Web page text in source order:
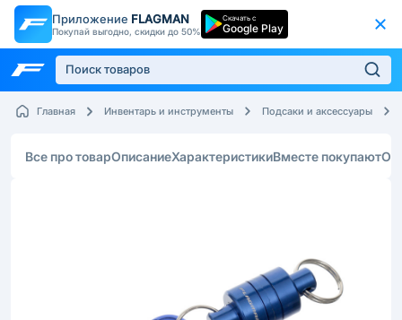
Приложение FLAGMAN
Покупай выгодно, скидки до 50%
Скачать с
Google Play
Главная Инвентарь и инструменты Подсаки и аксессуары
Все про товарОписаниеХарактеристикиВместе покупают